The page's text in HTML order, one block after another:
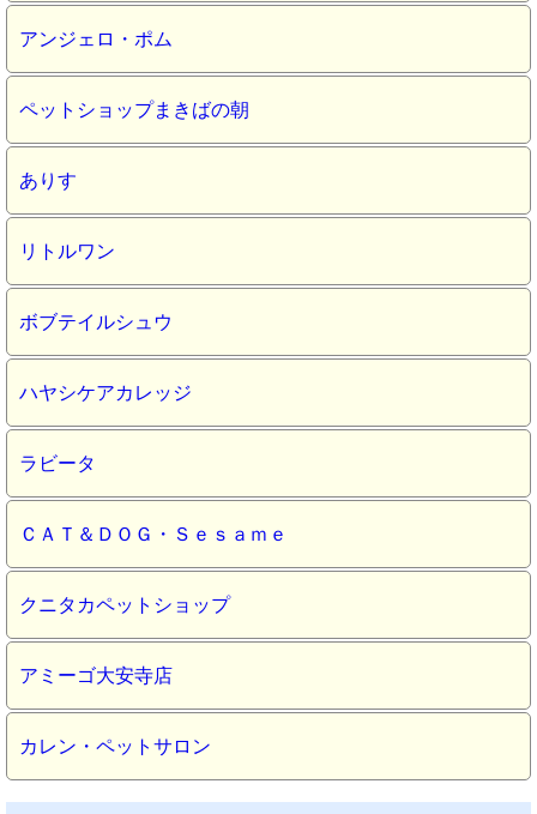
アンジェロ・ポム
ペットショップまきばの朝
ありす
リトルワン
ボブテイルシュウ
ハヤシケアカレッジ
ラビータ
ＣＡＴ＆ＤＯＧ・Ｓｅｓａｍｅ
クニタカペットショップ
アミーゴ大安寺店
カレン・ペットサロン